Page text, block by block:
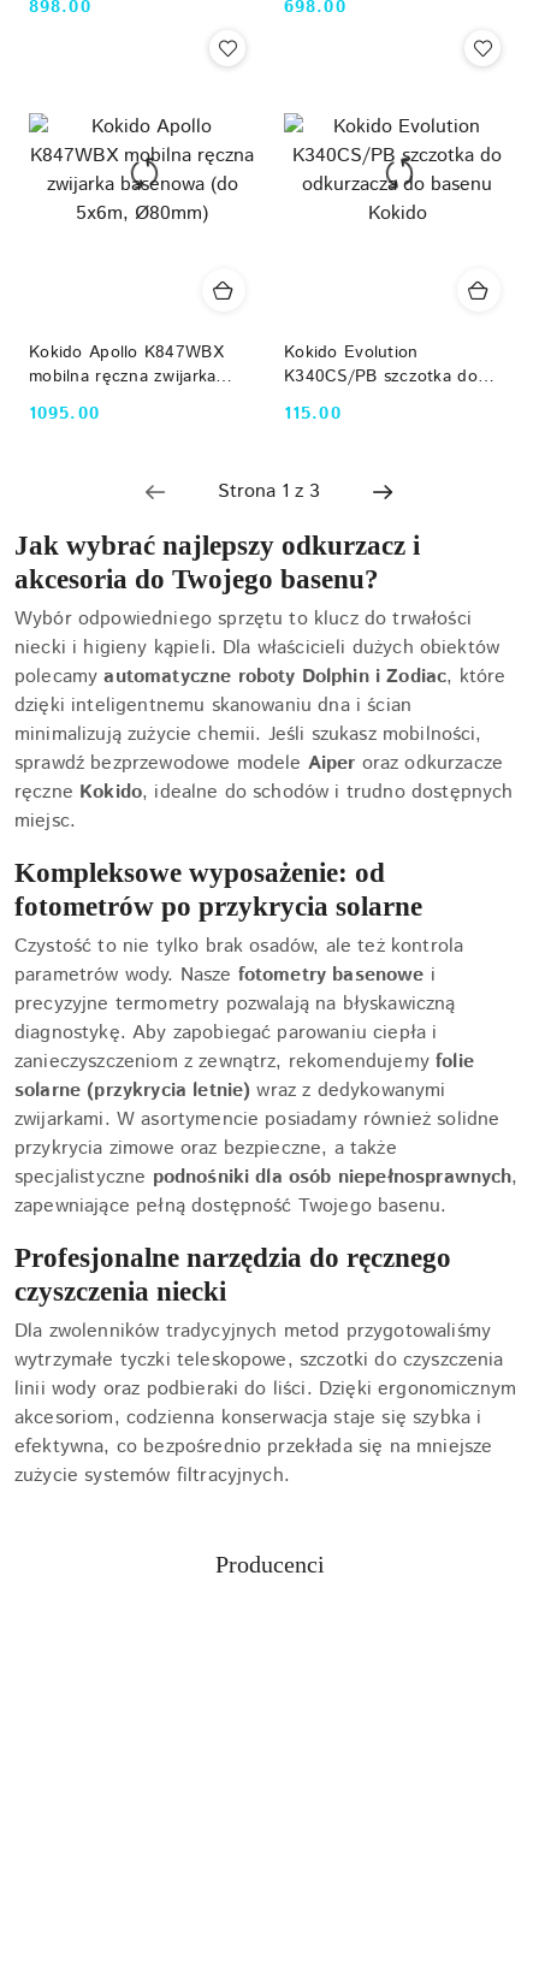
Cena:
898.00 Cena:
698.00
Kokido Apollo K847WBX
mobilna ręczna zwijarka
basenowa (do 5x6m,
Ø80mm)
Cena:
1095.00
Kokido Evolution
K340CS/PB szczotka do
odkurzacza do basenu
Kokido
Cena:
115.00
Jak wybrać najlepszy odkurzacz i
akcesoria do Twojego basenu?
Wybór odpowiedniego sprzętu to klucz do trwałości
niecki i higieny kąpieli. Dla właścicieli dużych obiektów
polecamyautomatyczne roboty Dolphin i Zodiac, które
dzięki inteligentnemu skanowaniu dna i ścian
minimalizują zużycie chemii. Jeśli szukasz mobilności,
sprawdź bezprzewodowe modele Aiper oraz odkurzacze
ręczne Kokido, idealne do schodów i trudno dostępnych
miejsc.
Kompleksowe wyposażenie: od
fotometrów po przykrycia solarne
Czystość to nie tylko brak osadów, ale też kontrola
parametrów wody. Nasze fotometry basenowe i
precyzyjne termometry pozwalają na błyskawiczną
diagnostykę. Aby zapobiegać parowaniu ciepła i
zanieczyszczeniom z zewnątrz, rekomendujemyfolie
solarne (przykrycia letnie) wraz z dedykowanymi
zwijarkami. W asortymencie posiadamy również solidne
przykrycia zimowe oraz bezpieczne, a także
specjalistyczne podnośniki dla osób niepełnosprawnych,
zapewniające pełną dostępność Twojego basenu.
Profesjonalne narzędzia do ręcznego
czyszczenia niecki
Dla zwolenników tradycyjnych metod przygotowaliśmy
wytrzymałe tyczki teleskopowe, szczotki do czyszczenia
linii wody oraz podbieraki do liści. Dzięki ergonomicznym
akcesoriom, codzienna konserwacja staje się szybka i
efektywna, co bezpośrednio przekłada się na mniejsze
zużycie systemów filtracyjnych.
Pomiń karuzelę producentów
Producenci